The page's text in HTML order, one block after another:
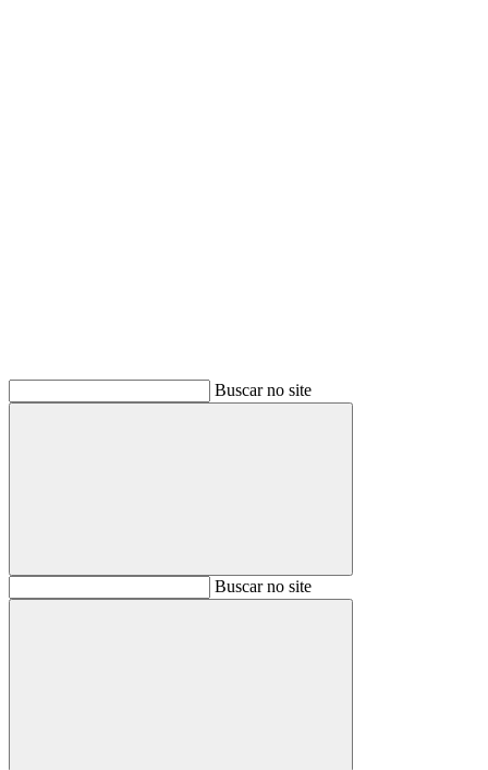
Buscar no site
BuscarBuscar no site